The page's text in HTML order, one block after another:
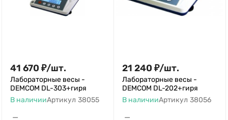
41 670 ₽/шт.
Лабораторные весы -
DEMCOM DL-303+гиря
В наличииАртикул 38055
—
21 240 ₽/шт.
Лабораторные весы -
DEMCOM DL-202+гиря
В наличииАртикул 38056
—